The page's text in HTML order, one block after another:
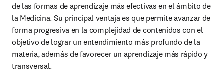
de las formas de aprendizaje más efectivas en el ámbito de
la Medicina. Su principal ventaja es que permite avanzar de
forma progresiva en la complejidad de contenidos con el
objetivo de lograr un entendimiento más profundo de la
materia, además de favorecer un aprendizaje más rápido y
transversal.